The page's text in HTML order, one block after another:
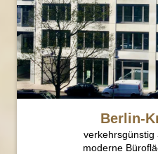
Berlin-
verkehrsgünstig
moderne